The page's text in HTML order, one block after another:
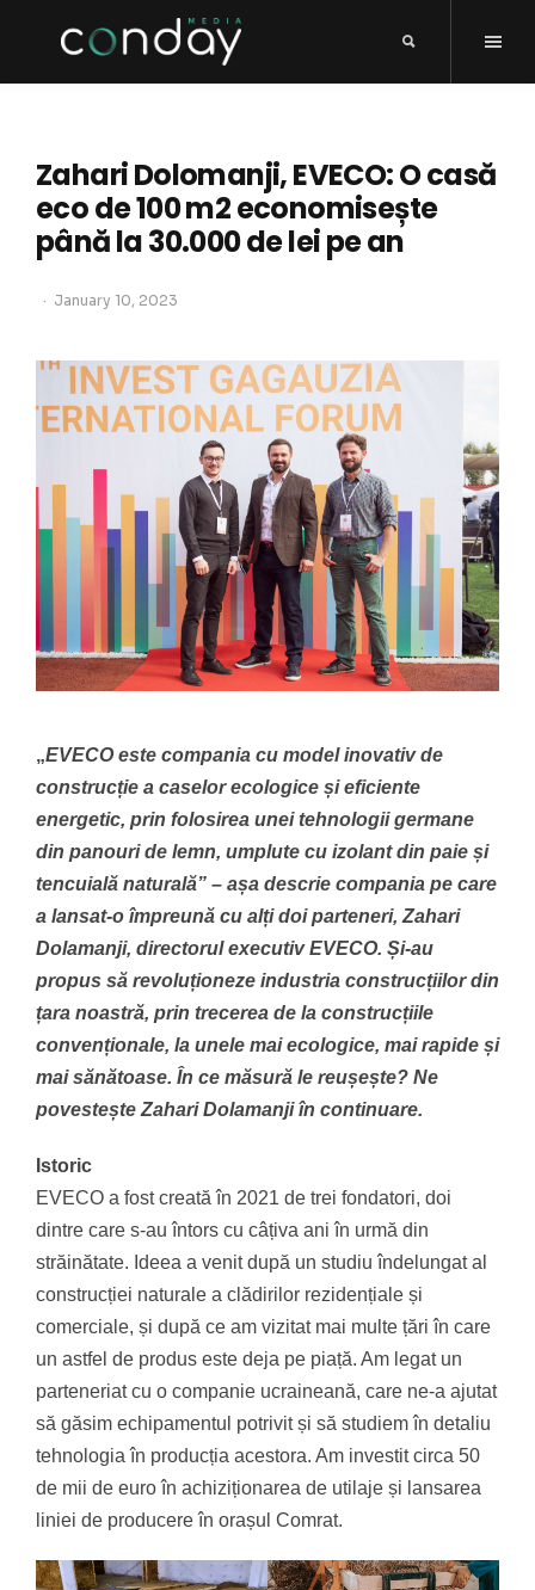
Zahari Dolomanji, EVECO: O casă
eco de 100 m2 economisește
până la 30.000 de lei pe an
January 10, 2023
„EVECO este compania cu model inovativ de
construcție a caselor ecologice și eficiente
energetic, prin folosirea unei tehnologii germane
din panouri de lemn, umplute cu izolant din paie și
tencuială naturală” – așa descrie compania pe care
a lansat-o împreună cu alți doi parteneri, Zahari
Dolamanji, directorul executiv EVECO. Și-au
propus să revoluționeze industria construcțiilor din
țara noastră, prin trecerea de la construcțiile
convenționale, la unele mai ecologice, mai rapide și
mai sănătoase. În ce măsură le reușește? Ne
povestește Zahari Dolamanji în continuare.
Istoric
EVECO a fost creată în 2021 de trei fondatori, doi
dintre care s-au întors cu câțiva ani în urmă din
străinătate. Ideea a venit după un studiu îndelungat al
construcției naturale a clădirilor rezidențiale și
comerciale, și după ce am vizitat mai multe țări în care
un astfel de produs este deja pe piață. Am legat un
parteneriat cu o companie ucraineană, care ne-a ajutat
să găsim echipamentul potrivit și să studiem în detaliu
tehnologia în producția acestora. Am investit circa 50
de mii de euro în achiziționarea de utilaje și lansarea
liniei de producere în orașul Comrat.